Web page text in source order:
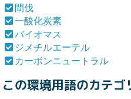
間伐
一酸化炭素
バイオマス
ジメチルエーテル
カーボンニュートラル
この環境用語のカテゴ